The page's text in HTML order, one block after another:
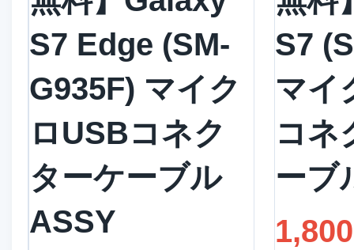
S7 Edge (SM-
G935F) マイク
ロUSBコネク
ターケーブル
ASSY
S7
マイ
コネ
ーブ